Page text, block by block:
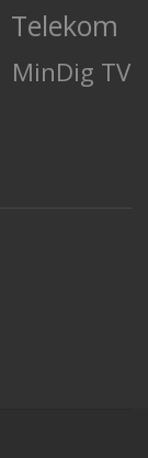
Telekom
MinDig TV